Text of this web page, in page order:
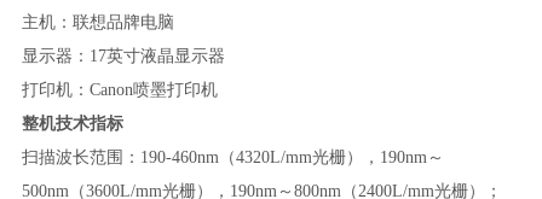
主机：联想品牌电脑
显示器： 17英寸液晶显示器
打印机： Canon喷墨打印机
整机技术指标
扫描波长范围： 190-460nm（4320L/mm光栅）， 190nm～
500nm（3600L/mm光栅），190nm～800nm（2400L/mm光栅）；